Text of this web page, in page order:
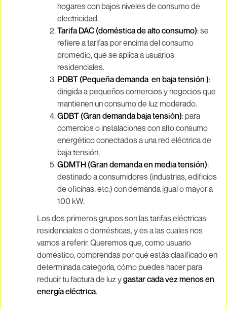
hogares con bajos niveles de consumo de
electricidad.
Tarifa DAC (doméstica de alto consumo): se
refiere a tarifas por encima del consumo
promedio, que se aplica a usuarios
residenciales.
PDBT (Pequeña demanda en baja tensión ):
dirigida a pequeños comercios y negocios que
mantienen un consumo de luz moderado.
GDBT (Gran demanda baja tensión): para
comercios o instalaciones con alto consumo
energético conectados a una red eléctrica de
baja tensión.
GDMTH (Gran demanda en media tensión):
destinado a consumidores (industrias, edificios
de oficinas, etc.) con demanda igual o mayor a
100 kW.
Los dos primeros grupos son las tarifas eléctricas
residenciales o domésticas, y es a las cuales nos
vamos a referir. Queremos que, como usuario
doméstico, comprendas por qué estás clasificado en
determinada categoría, cómo puedes hacer para
reducir tu factura de luz ygastar cada vez menos en
energía eléctrica.